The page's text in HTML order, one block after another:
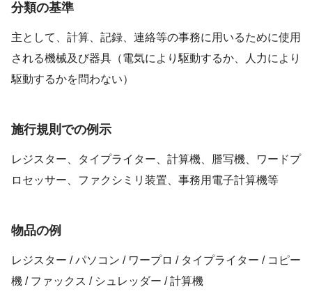
分類の基準
主として、計算、記録、連絡等の事務に用いるために使用
される機械及び器具（電気により駆動するか、人力により
駆動するかを問わない）
施行規則での例示
レジスター、タイプライター、計算機、謄写機、ワードプ
ロセッサー、ファクシミリ装置、事務用電子計算機等
物品の例
レジスター / パソコン / ワープロ / タイプライター / コピー
機 / ファックス / シュレッダー / 計算機